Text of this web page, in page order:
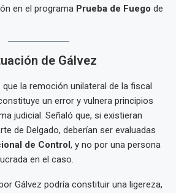
en el programa Prueba de Fuego de
de Gálvez
la remoción unilateral de la fiscal
un error y vulnera principios
judicial. Señaló que, si existieran
de Delgado, deberían ser evaluadas
de Control, y no por una persona
en el caso.
Gálvez podría constituir una ligereza,